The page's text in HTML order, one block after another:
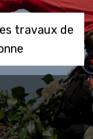
travaux de